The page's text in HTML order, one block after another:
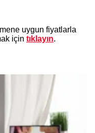
uygun fiyatlarla
için tıklayın.